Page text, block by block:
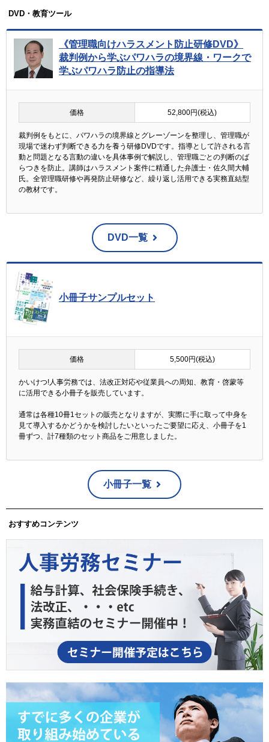
DVD・教育ツール
《管理職向けハラスメント防止研修DVD》
裁判例から学ぶパワハラの境界線・ワークで
学ぶパワハラ防止の指導法
価格 52,800円(税込)
裁判例をもとに、パワハラの境界線とグレーゾーンを整理し、管理職が
現場で迷わず判断できる力を養う研修DVDです。指導として許される言
動と問題となる言動の違いを具体事例で解説し、管理職ごとの判断のば
らつきを防止。講師はハラスメント案件に精通した弁護士・佐久間大輔
氏。全管理職研修や再発防止研修など、繰り返し活用できる実務直結型
の教材です。
DVD一覧
小冊子サンプルセット
価格 5,500円(税込)
かいけつ!人事労務では、法改正対応や従業員への周知、教育・啓蒙等
に活用できる小冊子を販売しています。
通常は各種10冊1セットの販売となりますが、実際に手に取って中身を
見て導入するかどうかを検討したいといったご要望に応え、小冊子を1
冊ずつ、計7種類のセット商品をご用意しました。
小冊子一覧
おすすめコンテンツ